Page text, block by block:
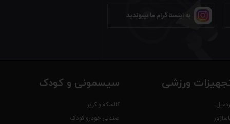
به اینستاگرام ما بپیوندید
ورزشی سیسمونی و کودک
کالسکه و کریر
صندلی خودرو کودک